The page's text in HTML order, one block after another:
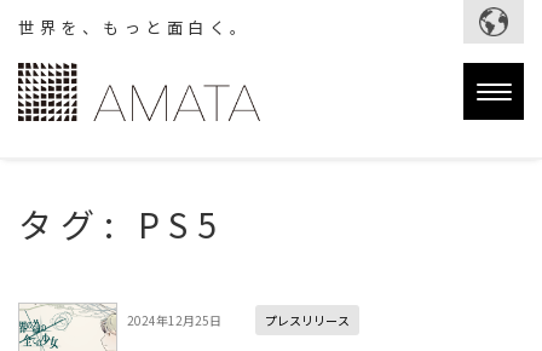
世界を、もっと面白く。
タグ: PS5
2024年12月25日 プレスリリース